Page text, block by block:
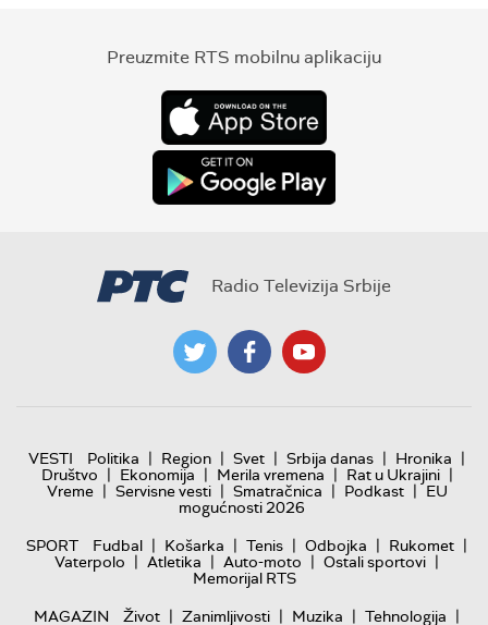
Preuzmite RTS mobilnu aplikaciju
Radio Televizija Srbije
VESTI Politika | Region | Svet | Srbija danas | Hronika |
Društvo | Ekonomija | Merila vremena | Rat u Ukrajini |
Vreme | Servisne vesti | Smatračnica | Podkast | EU
mogućnosti 2026
SPORT
Fudbal | Košarka | Tenis | Odbojka | Rukomet |
Vaterpolo | Atletika | Auto-moto | Ostali sportovi |
Memorijal RTS
MAGAZIN
Život | Zanimljivosti | Muzika | Tehnologija |